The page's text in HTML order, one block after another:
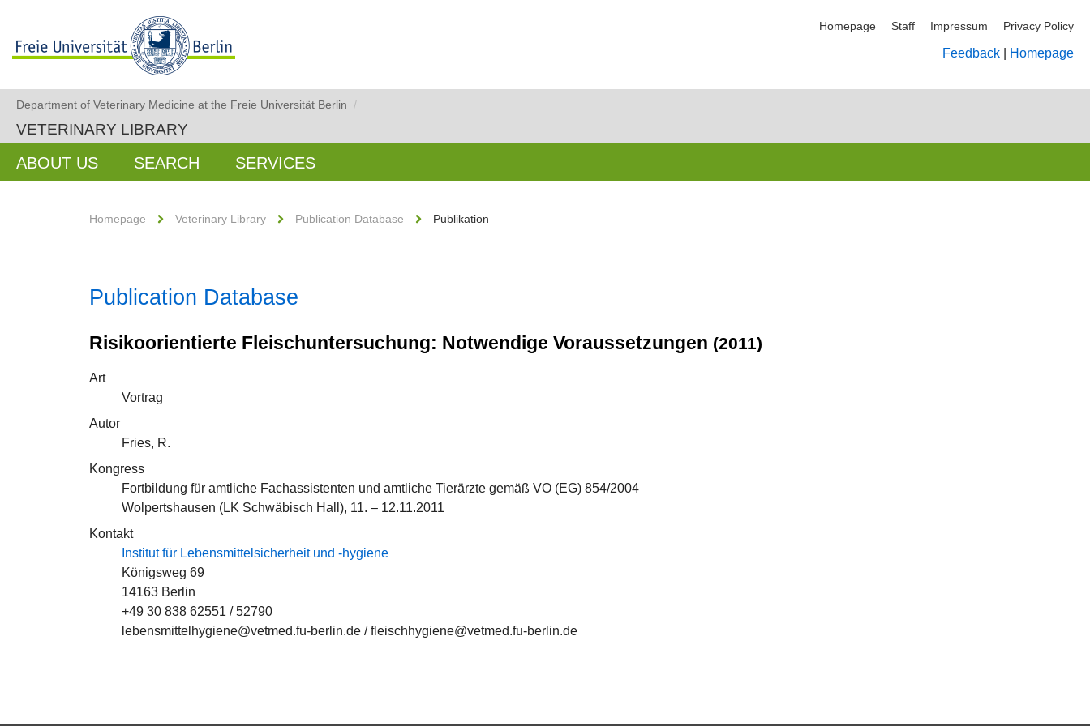
Homepage Staff Impressum Privacy Policy
Feedback Homepage
Department of Veterinary Medicine at the Freie Universität Berlin /
VETERINARY LIBRARY
ABOUT US SEARCH SERVICES
Homepage Veterinary Library Publication Database Publikation
Publication Database
Risikoorientierte Fleischuntersuchung: Notwendige Voraussetzungen (2011)
Art
Vortrag
Autor
Fries, R.
Kongress
Fortbildung für amtliche Fachassistenten und amtliche Tierärzte gemäß VO (EG) 854/2004
Wolpertshausen (LK Schwäbisch Hall), 11. – 12.11.2011
Kontakt
Institut für Lebensmittelsicherheit und -hygiene
Königsweg 69
14163 Berlin
+49 30 838 62551 / 52790
lebensmittelhygiene@vetmed.fu-berlin.de / fleischhygiene@vetmed.fu-berlin.de